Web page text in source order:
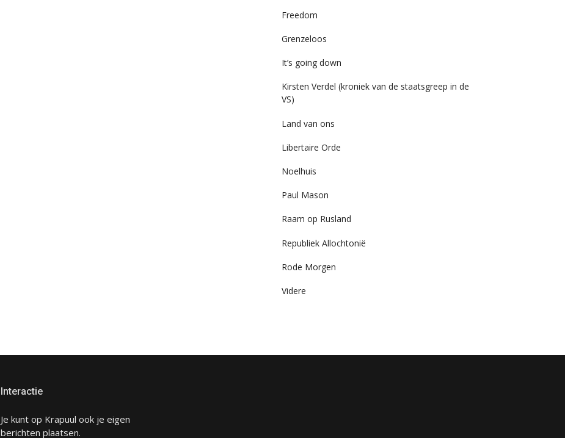
Freedom
Grenzeloos
It’s going down
Kirsten Verdel (kroniek van de staatsgreep in de
VS)
Land van ons
Libertaire Orde
Noelhuis
Paul Mason
Raam op Rusland
Republiek Allochtonië
Rode Morgen
Videre
Interactie
Je kunt op Krapuul ook je eigen
berichten plaatsen.